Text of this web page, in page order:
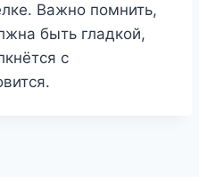
Важно помнить,
быть гладкой,
с